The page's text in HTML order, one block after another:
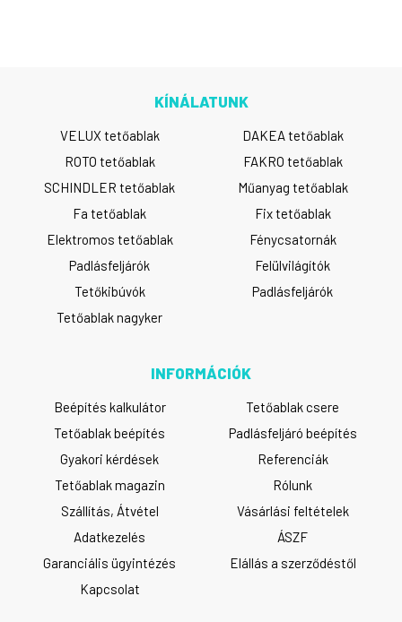
KÍNÁLATUNK
VELUX tetőablak
DAKEA tetőablak
ROTO tetőablak
FAKRO tetőablak
SCHINDLER tetőablak
Műanyag tetőablak
Fa tetőablak
Fix tetőablak
Elektromos tetőablak
Fénycsatornák
Padlásfeljárók
Felülvilágítók
Tetőkibúvók
Padlásfeljárók
Tetőablak nagyker
INFORMÁCIÓK
Beépítés kalkulátor
Tetőablak csere
Tetőablak beépítés
Padlásfeljáró beépítés
Gyakori kérdések
Referenciák
Tetőablak magazin
Rólunk
Szállítás, Átvétel
Vásárlási feltételek
Adatkezelés
ÁSZF
Garanciális ügyintézés
Elállás a szerződéstől
Kapcsolat